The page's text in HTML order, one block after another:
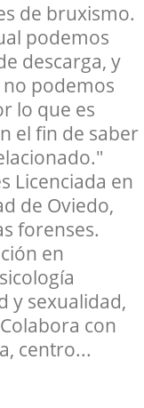
de bruxismo.
podemos
descarga, y
podemos
lo que es
el fin de saber
Licenciada en
de Oviedo,
forenses.
en
y sexualidad,
con
centro...